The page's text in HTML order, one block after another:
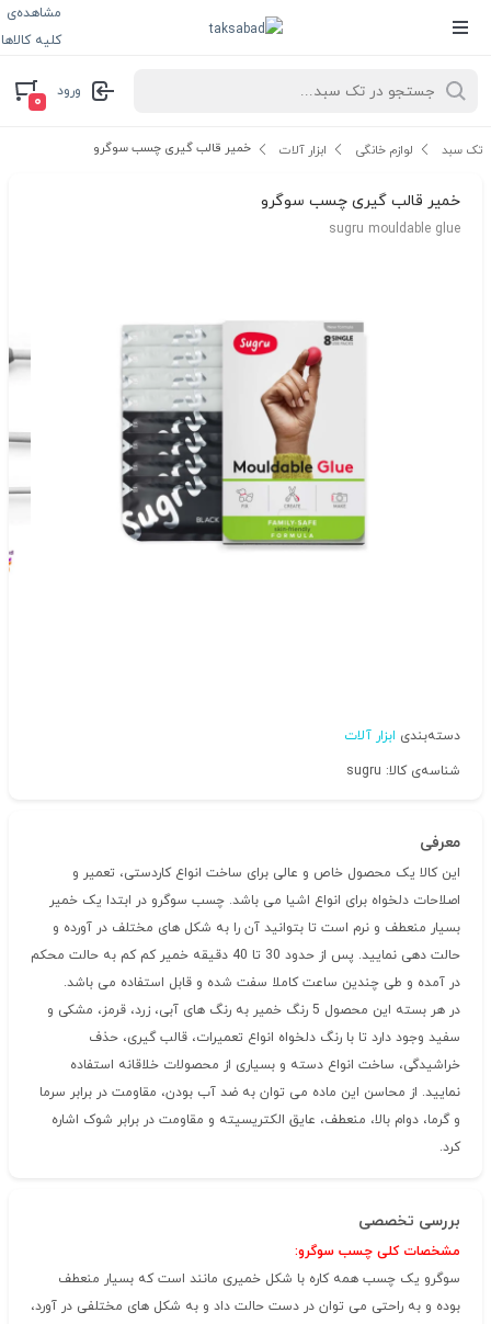
مشاهده‌ی
کلیه کالاها
ورود
۰
تک سبد لوازم خانگی ابزار آلات خمیر قالب گیری چسب سوگرو
خمیر قالب گیری چسب سوگرو
sugru mouldable glue
دسته‌بندی ابزار آلات
شناسه‌ی کالا: sugru
معرفی
این کالا یک محصول خاص و عالی برای ساخت انواع کاردستی، تعمیر و
اصلاحات دلخواه برای انواع اشیا می باشد. چسب سوگرو در ابتدا یک خمیر
بسیار منعطف و نرم است تا بتوانید آن را به شکل های مختلف در آورده و
حالت دهی نمایید. پس از حدود 30 تا 40 دقیقه خمیر کم کم به حالت محکم
در آمده و طی چندین ساعت کاملا سفت شده و قابل استفاده می باشد.
در هر بسته این محصول 5 رنگ خمیر به رنگ های آبی، زرد، قرمز، مشکی و
سفید وجود دارد تا با رنگ دلخواه انواع تعمیرات، قالب گیری، حذف
خراشیدگی، ساخت انواع دسته و بسیاری از محصولات خلاقانه استفاده
نمایید. از محاسن این ماده می توان به ضد آب بودن، مقاومت در برابر سرما
و گرما، دوام بالا، منعطف، عایق الکتریسیته و مقاومت در برابر شوک اشاره
کرد.
بررسی تخصصی
مشخصات کلی چسب سوگرو:
سوگرو یک چسب همه کاره با شکل خمیری مانند است که بسیار منعطف
بوده و به راحتی می توان در دست حالت داد و به شکل های مختلفی در آورد،